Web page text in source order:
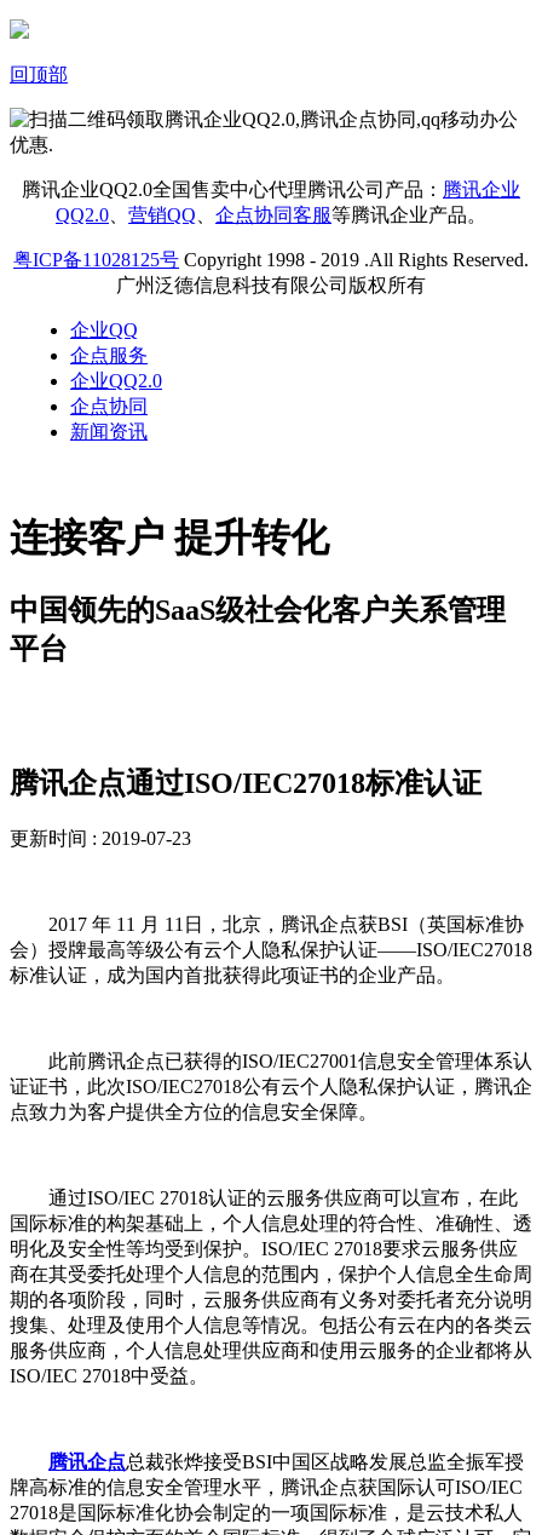
回顶部
腾讯企业QQ2.0全国售卖中心代理腾讯公司产品： 腾讯企业
QQ2.0
营销QQ 企点协同客服等腾讯企业产品。
粤ICP备11028125号 Copyright 1998 - 2019 .All Rights Reserved.
广州泛德信息科技有限公司版权所有
企业QQ
企点服务
企业QQ2.0
企点协同
新闻资讯
连接客户 提升转化
中国领先的SaaS级社会化客户关系管理
平台
腾讯企点通过ISO/IEC27018标准认证
更新时间 : 2019-07-23
2017 年 11 月 11日，北京，腾讯企点获BSI（英国标准协
会）授牌最高等级公有云个人隐私保护认证――ISO/IEC27018
标准认证，成为国内首批获得此项证书的企业产品。
此前腾讯企点已获得的ISO/IEC27001信息安全管理体系认
证证书，此次ISO/IEC27018公有云个人隐私保护认证，腾讯企
点致力为客户提供全方位的信息安全保障。
通过ISO/IEC 27018认证的云服务供应商可以宣布，在此
国际标准的构架基础上，个人信息处理的符合性、准确性、透
明化及安全性等均受到保护。ISO/IEC 27018要求云服务供应
商在其受委托处理个人信息的范围内，保护个人信息全生命周
期的各项阶段，同时，云服务供应商有义务对委托者充分说明
搜集、处理及使用个人信息等情况。包括公有云在内的各类云
服务供应商，个人信息处理供应商和使用云服务的企业都将从
ISO/IEC 27018中受益。
腾讯企点总裁张烨接受BSI中国区战略发展总监全振军授
牌高标准的信息安全管理水平，腾讯企点获国际认可ISO/IEC
27018是国际标准化协会制定的一项国际标准，是云技术私人